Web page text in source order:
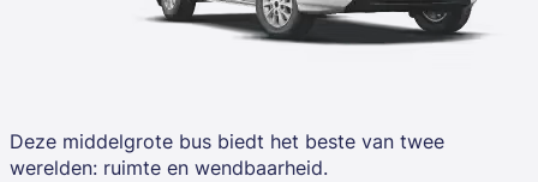
Deze middelgrote bus biedt het beste van twee
werelden: ruimte en wendbaarheid.